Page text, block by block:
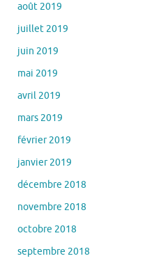
août 2019
juillet 2019
juin 2019
mai 2019
avril 2019
mars 2019
février 2019
janvier 2019
décembre 2018
novembre 2018
octobre 2018
septembre 2018